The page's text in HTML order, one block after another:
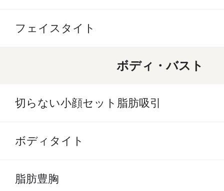
フェイスタイト
ボディ・バスト
切らない小顔セット脂肪吸引
ボディタイト
脂肪豊胸